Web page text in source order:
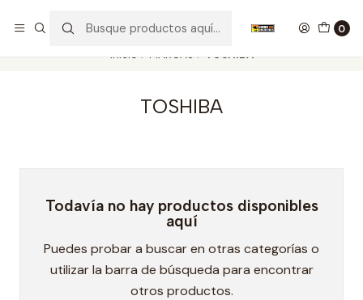
0
Inicio MARCAS TOSHIBA
TOSHIBA
Todavía no hay productos disponibles
aquí
Puedes probar a buscar en otras categorías o
utilizar la barra de búsqueda para encontrar
otros productos.